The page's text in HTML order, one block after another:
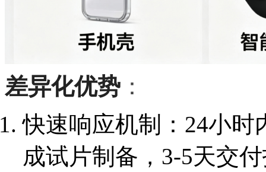
差异化优势 ：
快速响应机制：24小时
成试片制备，3-5天交